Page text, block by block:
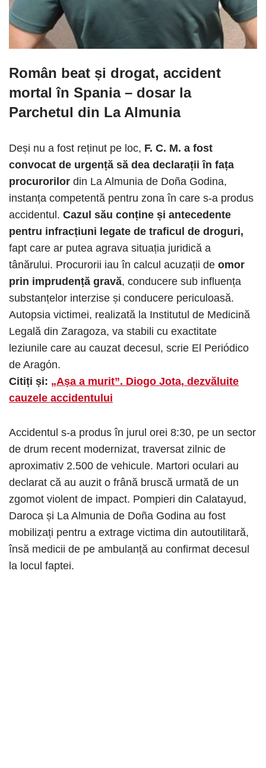
Român beat și drogat, accident
mortal în Spania– dosar la
Parchetul din La Almunia
Deși nu a fost reținut pe loc, F. C. M. a fost
convocat de urgență să dea declarații în fața
procurorilor din La Almunia de Doña Godina,
instanța competentă pentru zona în care s-a produs
accidentul. Cazul său conține și antecedente
pentru infracțiuni legate de traficul de droguri,
fapt care ar putea agrava situația juridică a
tânărului. Procurorii iau în calcul acuzații de omor
prin imprudență gravă, conducere sub influența
substanțelor interzise și conducere periculoasă.
Autopsia victimei, realizată la Institutul de Medicină
Legală din Zaragoza, va stabili cu exactitate
leziunile care au cauzat decesul, scrie El Periódico
de Aragón.
Citiți și: „Așa a murit”. Diogo Jota, dezvăluite
cauzele accidentului
Accidentul s-a produs în jurul orei 8:30, pe un sector
de drum recent modernizat, traversat zilnic de
aproximativ 2.500 de vehicule. Martori oculari au
declarat că au auzit o frână bruscă urmată de un
zgomot violent de impact. Pompieri din Calatayud,
Daroca și La Almunia de Doña Godina au fost
mobilizați pentru a extrage victima din autoutilitară,
însă medicii de pe ambulanță au confirmat decesul
la locul faptei.